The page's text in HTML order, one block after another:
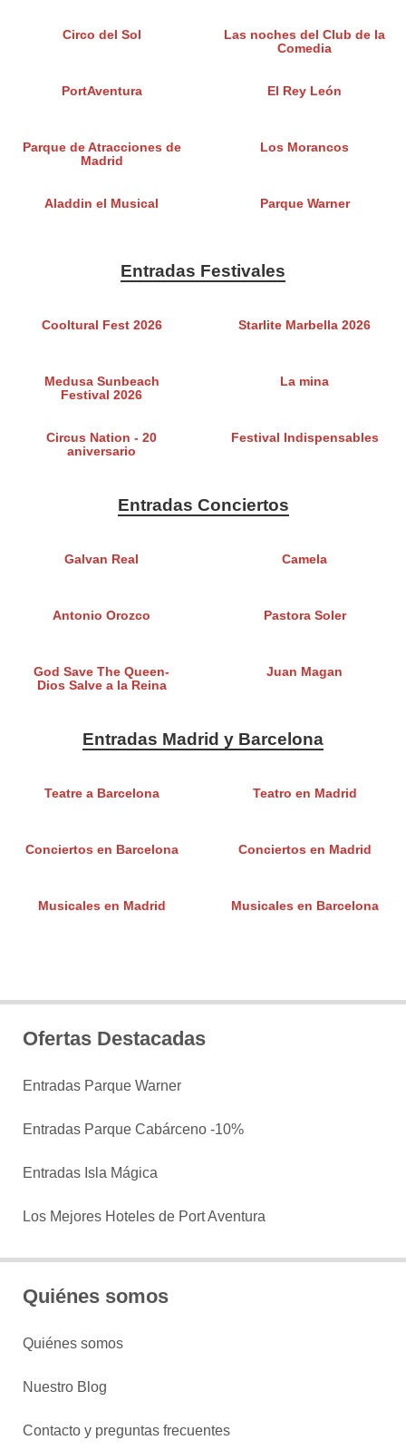
Circo del Sol
Las noches del Club de la
Comedia
PortAventura El Rey León
Parque de Atracciones de
Madrid
Los Morancos
Aladdin el Musical Parque Warner
Entradas Festivales
Cooltural Fest 2026 Starlite Marbella 2026
Medusa Sunbeach
Festival 2026
La mina
Circus Nation - 20
aniversario
Festival Indispensables
Entradas Conciertos
Galvan Real Camela
Antonio Orozco Pastora Soler
God Save The Queen-
Dios Salve a la Reina
Juan Magan
Entradas Madrid y Barcelona
Teatre a Barcelona Teatro en Madrid
Conciertos en Barcelona Conciertos en Madrid
Musicales en Madrid Musicales en Barcelona
Ofertas Destacadas
Entradas Parque Warner
Entradas Parque Cabárceno -10%
Entradas Isla Mágica
Los Mejores Hoteles de Port Aventura
Quiénes somos
Quiénes somos
Nuestro Blog
Contacto y preguntas frecuentes